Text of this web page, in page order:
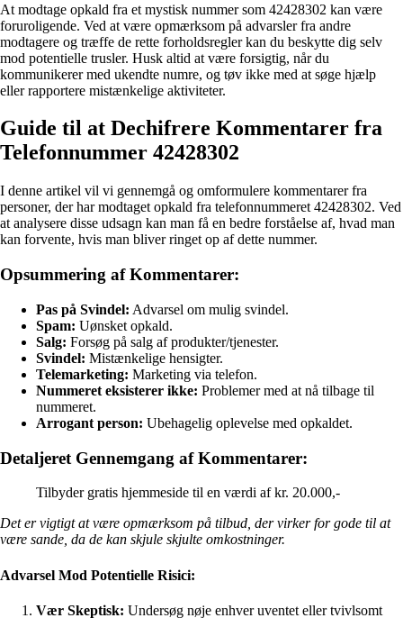
At modtage opkald fra et mystisk nummer som 42428302 kan være
foruroligende. Ved at være opmærksom på advarsler fra andre
modtagere og træffe de rette forholdsregler kan du beskytte dig selv
mod potentielle trusler. Husk altid at være forsigtig, når du
kommunikerer med ukendte numre, og tøv ikke med at søge hjælp
eller rapportere mistænkelige aktiviteter.
Guide til at Dechifrere Kommentarer fra
Telefonnummer 42428302
I denne artikel vil vi gennemgå og omformulere kommentarer fra
personer, der har modtaget opkald fra telefonnummeret 42428302. Ved
at analysere disse udsagn kan man få en bedre forståelse af, hvad man
kan forvente, hvis man bliver ringet op af dette nummer.
Opsummering af Kommentarer:
Pas på Svindel: Advarsel om mulig svindel.
Spam: Uønsket opkald.
Salg: Forsøg på salg af produkter/tjenester.
Svindel: Mistænkelige hensigter.
Telemarketing: Marketing via telefon.
Nummeret eksisterer ikke: Problemer med at nå tilbage til
nummeret.
Arrogant person: Ubehagelig oplevelse med opkaldet.
Detaljeret Gennemgang af Kommentarer:
Tilbyder gratis hjemmeside til en værdi af kr. 20.000,-
Det er vigtigt at være opmærksom på tilbud, der virker for gode til at
være sande, da de kan skjule skjulte omkostninger.
Advarsel Mod Potentielle Risici:
Vær Skeptisk: Undersøg nøje enhver uventet eller tvivlsomt